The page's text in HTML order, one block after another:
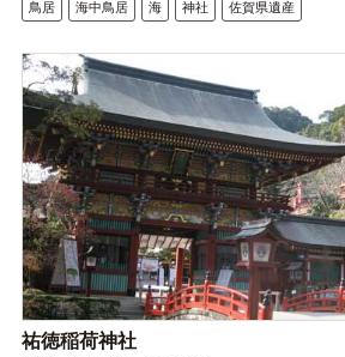
鳥居 海中鳥居 海 神社 佐賀県遺産
祐徳稲荷神社